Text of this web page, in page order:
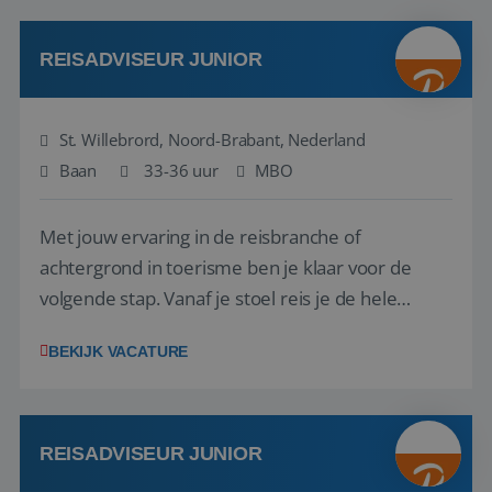
klanten te overtuigen om die droomreis te
boeken! ...
REISADVISEUR JUNIOR
St. Willebrord, Noord-Brabant, Nederland
Baan
33-36 uur MBO
Met jouw ervaring in de reisbranche of
achtergrond in toerisme ben je klaar voor de
volgende stap. Vanaf je stoel reis je de hele
wensen van je team, je klant en wat er in de
klanten te overtuigen om die droomreis te
boeken! ...
BEKIJK VACATURE
REISADVISEUR JUNIOR